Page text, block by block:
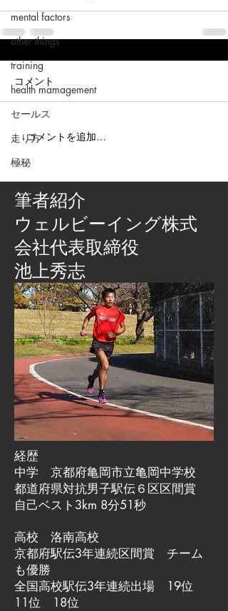
mental factors
other things
training
health mamagement
セールス
走り方
極秘
コメント
コメントを追加…
筆者紹介
​ウェルビーイング株式
会社代表取締役
池上秀志
経歴
中学 京都府亀岡市立亀岡中学校
都道府県対抗男子駅伝６区区間賞
自己ベスト3km 8分51秒
高校 洛南高校
京都府駅伝3年連続区間賞 チーム
も優勝
全国高校駅伝3年連続出場 19位
11位 18位